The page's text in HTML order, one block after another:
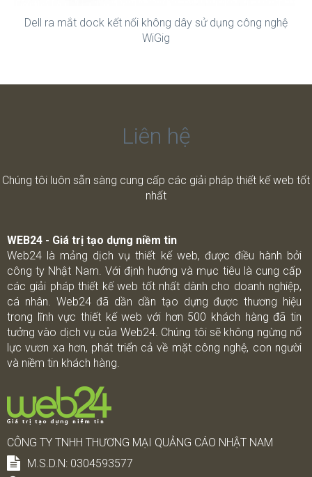
Dell ra mắt dock kết nối không dây sử dụng công nghệ
WiGig
Liên hệ
Chúng tôi luôn sẵn sàng cung cấp các giải pháp thiết kế web tốt
nhất
WEB24 - Giá trị tạo dựng niềm tin
Web24 là mảng dịch vụ thiết kế web, được điều hành bởi
công ty Nhật Nam. Với định hướng và mục tiêu là cung cấp
các giải pháp thiết kế web tốt nhất dành cho doanh nghiệp,
cá nhân. Web24 đã dần dần tạo dựng được thương hiệu
trong lĩnh vực thiết kế web với hơn 500 khách hàng đã tin
tưởng vào dịch vụ của Web24. Chúng tôi sẽ không ngừng nổ
lực vươn xa hơn, phát triển cả về mặt công nghệ, con người
và niềm tin khách hàng.
CÔNG TY TNHH THƯƠNG MẠI QUẢNG CÁO NHẬT NAM
M.S.D.N: 0304593577